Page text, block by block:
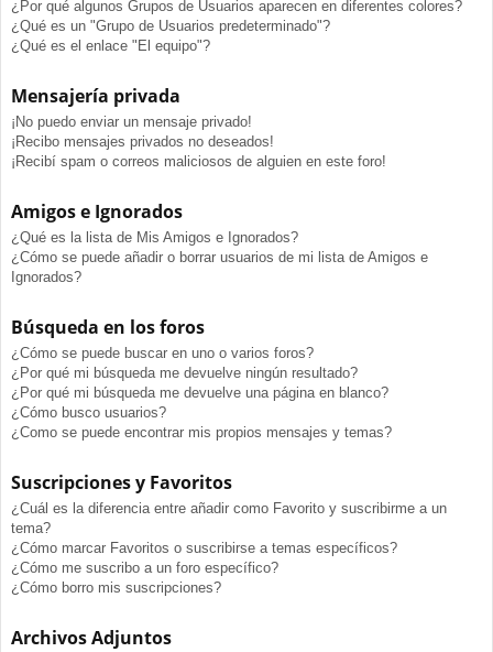
¿Por qué algunos Grupos de Usuarios aparecen en diferentes colores?
¿Qué es un "Grupo de Usuarios predeterminado"?
¿Qué es el enlace "El equipo"?
Mensajería privada
¡No puedo enviar un mensaje privado!
¡Recibo mensajes privados no deseados!
¡Recibí spam o correos maliciosos de alguien en este foro!
Amigos e Ignorados
¿Qué es la lista de Mis Amigos e Ignorados?
¿Cómo se puede añadir o borrar usuarios de mi lista de Amigos e
Ignorados?
Búsqueda en los foros
¿Cómo se puede buscar en uno o varios foros?
¿Por qué mi búsqueda me devuelve ningún resultado?
¿Por qué mi búsqueda me devuelve una página en blanco?
¿Cómo busco usuarios?
¿Como se puede encontrar mis propios mensajes y temas?
Suscripciones y Favoritos
¿Cuál es la diferencia entre añadir como Favorito y suscribirme a un
tema?
¿Cómo marcar Favoritos o suscribirse a temas específicos?
¿Cómo me suscribo a un foro específico?
¿Cómo borro mis suscripciones?
Archivos Adjuntos